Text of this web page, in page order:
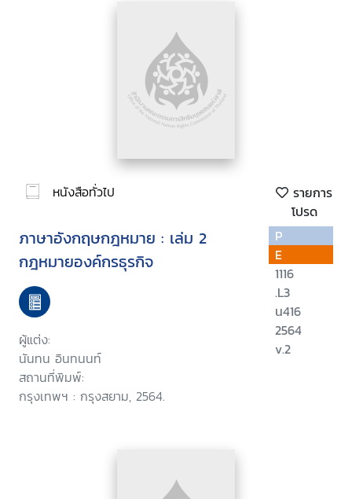
หนังสือทั่วไป
รายการ
โปรด
ภาษาอังกฤษกฎหมาย : เล่ม 2
กฎหมายองค์กรธุรกิจ
ผู้แต่ง:
นันทน อินทนนท์
สถานที่พิมพ์:
กรุงเทพฯ : กรุงสยาม, 2564.
P
E
1116
.L3
น416
2564
v.2